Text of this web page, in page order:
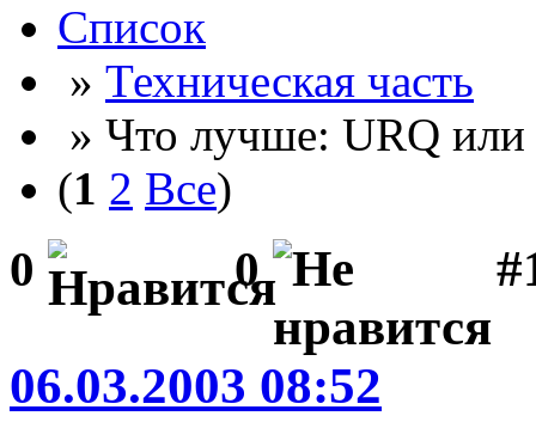
Список
» Техническая часть
» Что лучше: URQ или
(1 2 Все)
0 0
06.03.2003 08:52